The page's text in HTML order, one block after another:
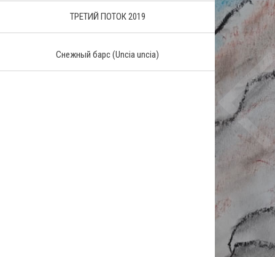
ТРЕТИЙ ПОТОК 2019
Снежный барс(Uncia uncia)